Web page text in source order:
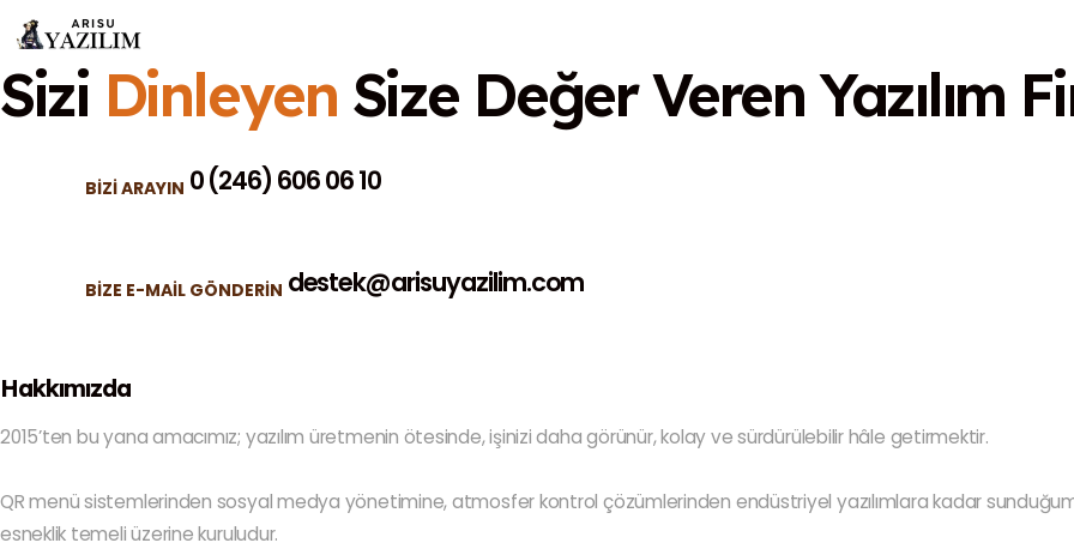
Sizi Dinleyen Size Değer VerenYazılım
BIZI ARAYIN 0 (246) 606 06 10
BIZE E-MAIL GÖNDERIN destek@arisuyazilim.com
Hakkımızda
2015’ten bu yana amacımız; yazılım üretmenin ötesinde, işinizi daha görünür, kolay ve sürdürülebilir hâle getirmektir.
QR menü sistemlerinden sosyal medya yönetimine, atmosfer kontrol çözümlerinden endüstriyel yazılımlara kadar
esneklik temeli üzerine kuruludur.